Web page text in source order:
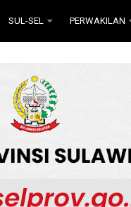
SUL-SEL PERWAKILAN